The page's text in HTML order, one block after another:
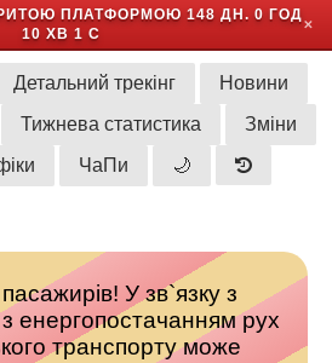
ПЛАТФОРМОЮ 148 ДН. 0 ГОД
10 ХВ 1 С
✕
Детальний трекінг
Новини
Тижнева статистика
Зміни
ЧаПи
🌙
У зв`язку з
енергопостачанням рух
транспорту може